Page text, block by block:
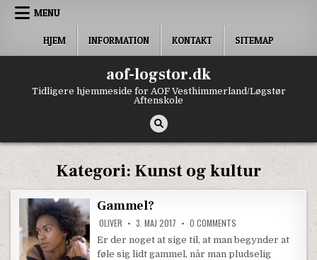
Skip to content
MENU
HJEM INFORMATION KONTAKT SITEMAP
aof-logstor.dk
Tidligere hjemmeside for AOF Vesthimmerland/Løgstør
Aftenskole
Kategori: Kunst og kultur
Gammel?
OLIVER 3. MAJ 2017 0 COMMENTS
Er der noget at sige til, at man begynder at
føle sig lidt gammel, når man pludselig